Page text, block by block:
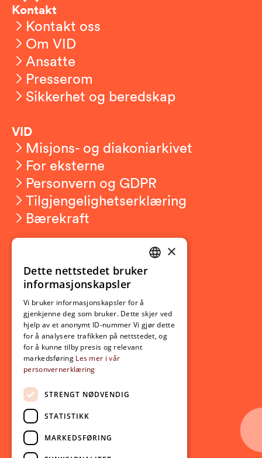
Kontakt
Kontakt oss
Om VID
Ansatte
Presserom
Sikkerhet og beredskap
VID
Misjons- og diakoniarkivet
For eksterne
Personvern og GDPR
Tilgjengelighetserklæring
Bærekraft
Ny student
Utveksling
Opptak
Lov- og regelverk
Aktuelt
Nyheter
Arrangementer
Nyhetsbrev
Ledige stillinger
Følg oss på sosiale medier:
NORWEGIAN
×
Dette nettstedet bruker
informasjonskapsler
Vi bruker informasjonskapsler for å
gjenkjenne deg som bruker. Dette skjer ved
hjelp av et anonymt ID-nummer Vi gjør dette
for å analysere trafikken på nettstedet, og
for å kunne tilby presis og relevant
markedsføring Les mer i vår
personvernerklæring
STRENGT NØDVENDIG
STATISTIKK
MARKEDSFØRING